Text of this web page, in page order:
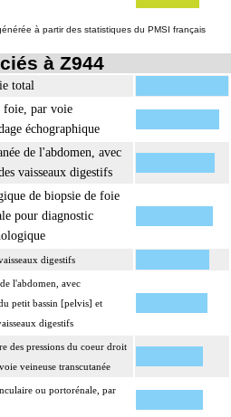
à partir des statistiques du PMSI français
à Z944
total
foie, par voie
échographique
de l'abdomen, avec
vaisseaux digestifs
de biopsie de foie
pour diagnostic
digestifs
l'abdomen, avec
petit bassin [pelvis] et
digestifs
des pressions du coeur droit
veineuse transcutanée
ou portorénale, par